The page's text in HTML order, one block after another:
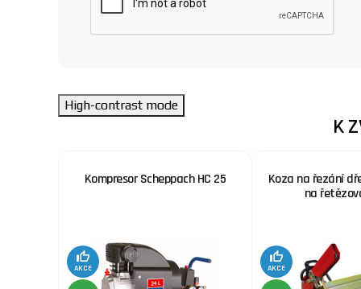
High-contrast mode
K
Kompresor Scheppach HC 25
AKCE
Koza na řezání
na
AKCE